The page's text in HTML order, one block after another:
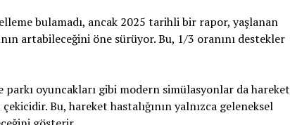
bulamadı, ancak 2025 tarihli bir rapor, yaşlanan
artabileceğini öne sürüyor. Bu, 1/3 oranını destekler
oyuncakları gibi modern simülasyonlar da hareket
Bu, hareket hastalığının yalnızca geleneksel